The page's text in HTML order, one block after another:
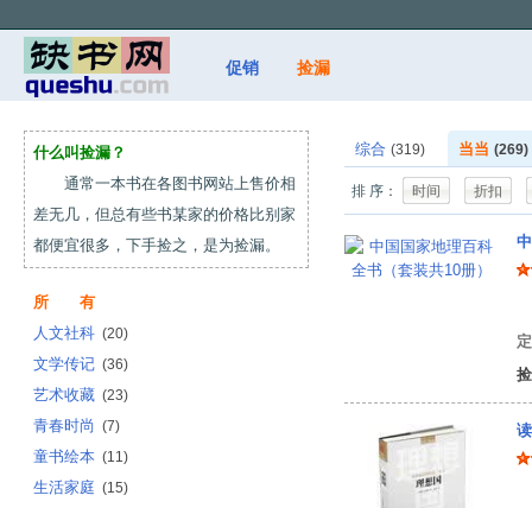
促销 捡漏
什么叫捡漏？
通常一本书在各图书网站上售价相
差无几，但总有些书某家的价格比别家
都便宜很多，下手捡之，是为捡漏。
所 有
人文社科 (20)
文学传记 (36)
艺术收藏 (23)
青春时尚 (7)
童书绘本 (11)
生活家庭 (15)
综合 (319) 当当 (269)
排 序： 时间 折扣